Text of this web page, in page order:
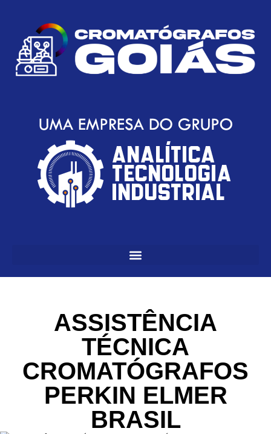
ASSISTÊNCIA
TÉCNICA
CROMATÓGRAFOS
PERKIN ELMER
BRASIL